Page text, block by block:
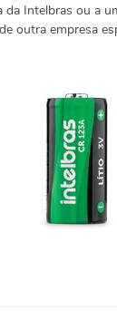
da Intelbras ou a
outra empresa